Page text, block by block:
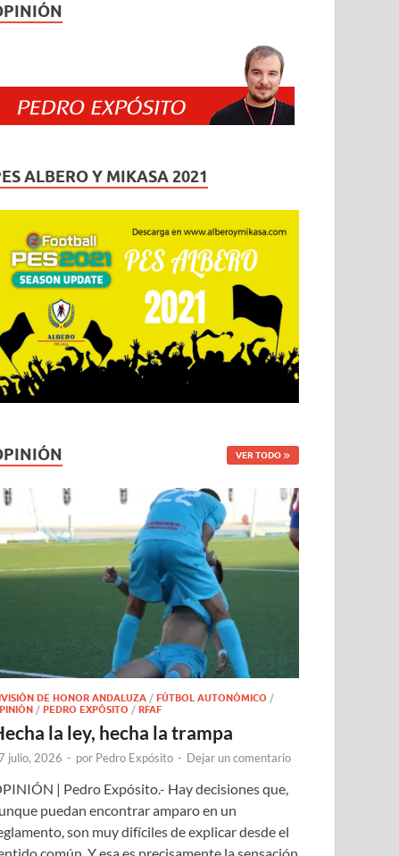
ALBERO Y MIKASA 2021
VER TODO
DE HONOR ANDALUZA /FÚTBOL AUTONÓMICO /
/PEDRO EXPÓSITO /RFAF
la ley, hecha la trampa
julio, 2026 - por Pedro Expósito - Dejar un comentario
| Pedro Expósito.- Hay decisiones que,
puedan encontrar amparo en un
son muy difíciles de explicar desde el
común. Y esa es precisamente la sensación